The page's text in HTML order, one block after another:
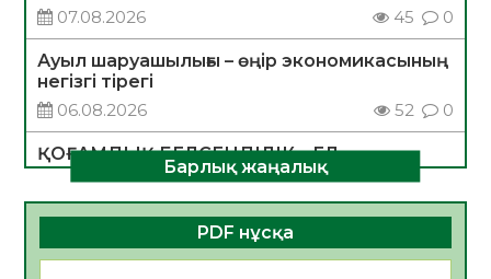
07.08.2026
45 0
Ауыл шаруашылығы – өңір экономикасының
негізгі тірегі
06.08.2026
52 0
ҚОҒАМДЫҚ БЕЛСЕНДІЛІК – ЕЛ
ДАМУЫНЫҢ НЕГІЗІ
06.08.2026
50 0
ҚҰРЫЛТАЙ САЙЛАУЫ – БОЛАШАҚҚА
БАСТАР ЖАУАПТЫ ТАҢДАУ
Барлық жаңалық
PDF нұсқа